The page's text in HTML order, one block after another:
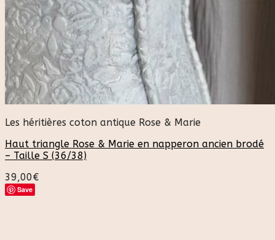
Les héritières coton antique Rose & Marie
Haut triangle Rose & Marie en napperon ancien brodé
– Taille S (36/38)
39,00€
Save